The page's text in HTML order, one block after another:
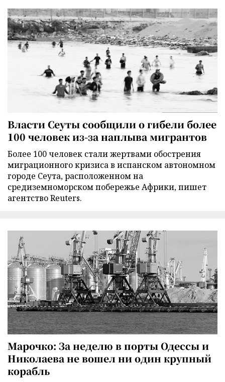
Власти Сеуты сообщили о гибели более
100 человек из-за наплыва мигрантов
Более 100 человек стали жертвами обострения
миграционного кризиса в испанском автономном
городе Сеута, расположенном на
средиземноморском побережье Африки, пишет
агентство Reuters.
Марочко: За неделю в порты Одессы и
Николаева не вошел ни один крупный
корабль